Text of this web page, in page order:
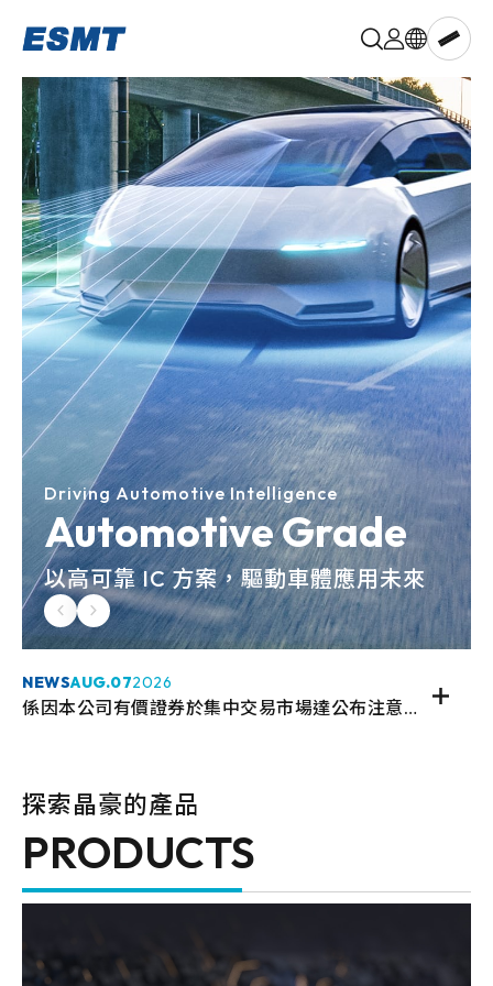
Memory
aiPIM™
DRAM
LPDRAM
PSRAM
NOR
Flash
NAND
Flash
Multi-
chip
Memory
Known
Good
Die
Driving Automotive Intelligence
Automotive Grade
以高可靠 IC 方案，驅動車體應用未來
NEWSAUG.072026
係因本公司有價證券於集中交易市場達公布注意交易資訊標準， 故公布相關財務業務等重大訊息，以利投資人區別瞭解。
探索晶豪的產品
PRODUCTS